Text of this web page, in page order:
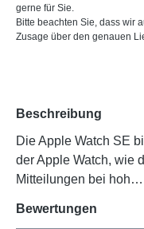
gerne für Sie.
Bitte beachten Sie, dass wir
Zusage über den genauen
Beschreibung
Die Apple Watch SE
der Apple Watch, wie
Mitteilungen bei hoh…
Bewertungen